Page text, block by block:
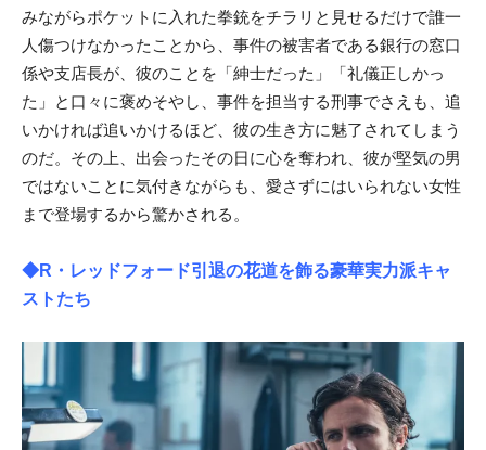
みながらポケットに入れた拳銃をチラリと見せるだけで誰一
人傷つけなかったことから、事件の被害者である銀行の窓口
係や支店長が、彼のことを「紳士だった」「礼儀正しかっ
た」と口々に褒めそやし、事件を担当する刑事でさえも、追
いかければ追いかけるほど、彼の生き方に魅了されてしまう
のだ。その上、出会ったその日に心を奪われ、彼が堅気の男
ではないことに気付きながらも、愛さずにはいられない女性
まで登場するから驚かされる。
◆R・レッドフォード引退の花道を飾る豪華実力派キャ
ストたち